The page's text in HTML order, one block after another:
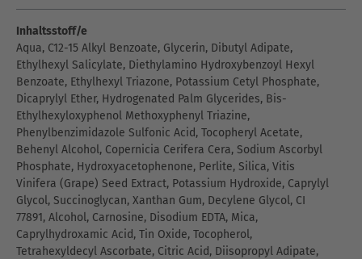
Inhaltsstoff/e
Aqua, C12-15 Alkyl Benzoate, Glycerin, Dibutyl Adipate,
Ethylhexyl Salicylate, Diethylamino Hydroxybenzoyl Hexyl
Benzoate, Ethylhexyl Triazone, Potassium Cetyl Phosphate,
Dicaprylyl Ether, Hydrogenated Palm Glycerides, Bis-
Ethylhexyloxyphenol Methoxyphenyl Triazine,
Phenylbenzimidazole Sulfonic Acid, Tocopheryl Acetate,
Behenyl Alcohol, Copernicia Cerifera Cera, Sodium Ascorbyl
Phosphate, Hydroxyacetophenone, Perlite, Silica, Vitis
Vinifera (Grape) Seed Extract, Potassium Hydroxide, Caprylyl
Glycol, Succinoglycan, Xanthan Gum, Decylene Glycol, CI
77891, Alcohol, Carnosine, Disodium EDTA, Mica,
Caprylhydroxamic Acid, Tin Oxide, Tocopherol,
Tetrahexyldecyl Ascorbate, Citric Acid, Diisopropyl Adipate,